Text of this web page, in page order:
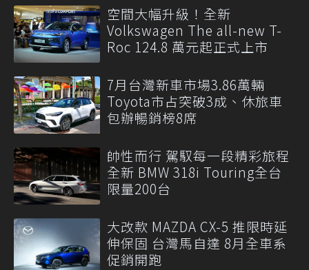
空間大幅升級！全新
Volkswagen The all-new T-
Roc 124.8 萬元起正式上市
7月台灣新車市場3.86萬輛
Toyota市占突破3成、休旅車
包辦暢銷榜8席
帥性而行 駕馭每一段精彩旅程
全新 BMW 318i Touring全台
限量200台
大改款 MAZDA CX-5 推限時延
伸保固 台灣馬自達 8月全車系
促銷開跑